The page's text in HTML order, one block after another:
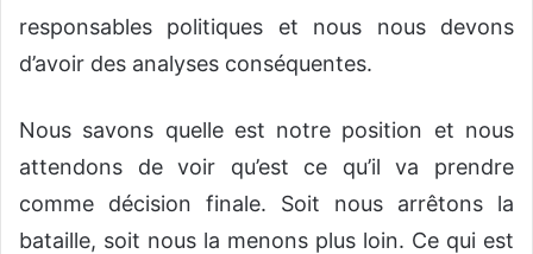
responsables politiques et nous nous devons
d’avoir des analyses conséquentes.
Nous savons quelle est notre position et nous
attendons de voir qu’est ce qu’il va prendre
comme décision finale. Soit nous arrêtons la
bataille, soit nous la menons plus loin. Ce qui est